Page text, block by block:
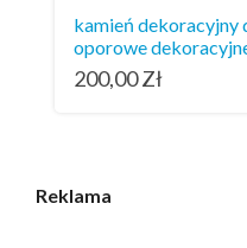
kamień dekoracyjny
oporowe
200,00Zł
Reklama